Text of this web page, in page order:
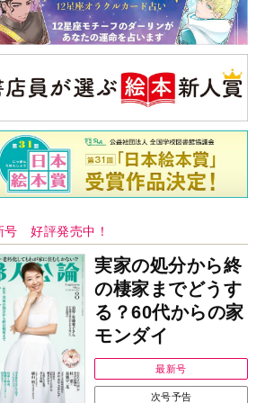
号 好評発売中！
実家の処分から終
の棲家までどうす
る？60代からの家
モンダイ
最新号
次号予告